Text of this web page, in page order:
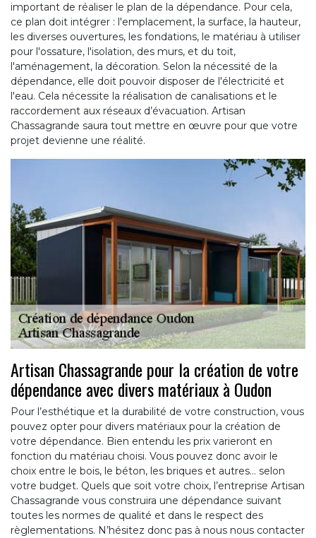
important de réaliser le plan de la dépendance. Pour cela,
ce plan doit intégrer : l'emplacement, la surface, la hauteur,
les diverses ouvertures, les fondations, le matériau à utiliser
pour l'ossature, l'isolation, des murs, et du toit,
l'aménagement, la décoration. Selon la nécessité de la
dépendance, elle doit pouvoir disposer de l'électricité et
l'eau. Cela nécessite la réalisation de canalisations et le
raccordement aux réseaux d’évacuation. Artisan
Chassagrande saura tout mettre en œuvre pour que votre
projet devienne une réalité.
Artisan Chassagrande pour la création de votre
dépendance avec divers matériaux à Oudon
Pour l’esthétique et la durabilité de votre construction, vous
pouvez opter pour divers matériaux pour la création de
votre dépendance. Bien entendu les prix varieront en
fonction du matériau choisi. Vous pouvez donc avoir le
choix entre le bois, le béton, les briques et autres… selon
votre budget. Quels que soit votre choix, l’entreprise Artisan
Chassagrande vous construira une dépendance suivant
toutes les normes de qualité et dans le respect des
règlementations. N’hésitez donc pas à nous nous contacter